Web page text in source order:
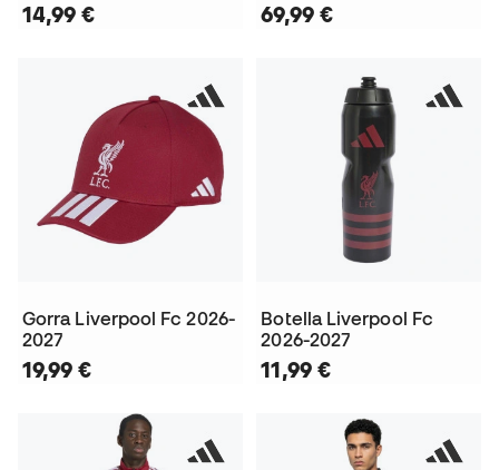
14,99 € 69,99 €
Gorra Liverpool Fc 2026-
2027
19,99 €
Botella Liverpool Fc
2026-2027
11,99 €